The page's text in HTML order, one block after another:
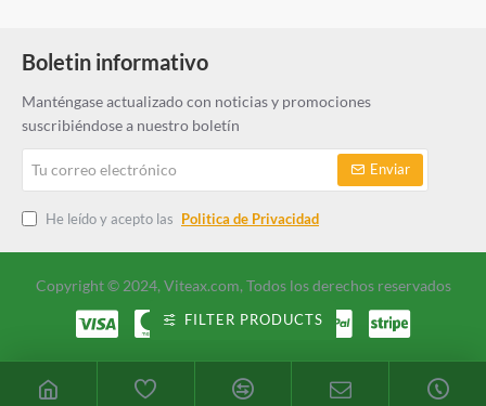
Boletin informativo
Manténgase actualizado con noticias y promociones
suscribiéndose a nuestro boletín
correo
Enviar
He leído y acepto las Politica de Privacidad
Copyright © 2024, Viteax.com, Todos los derechos reservados
FILTER PRODUCTS